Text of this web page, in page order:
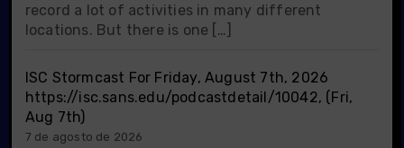
record a lot of activities in many different
locations. But there is one […]
ISC Stormcast For Friday, August 7th, 2026
https://isc.sans.edu/podcastdetail/10042, (Fri,
Aug 7th)
7 de agosto de 2026